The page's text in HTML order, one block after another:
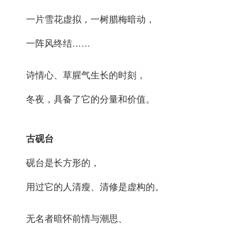
一片雪花虚拟，一树腊梅暗动，
一阵风终结……
诗情心、草腥气生长的时刻，
冬夜，具备了它的分量和价值。
古砚台
砚台是长方形的，
用过它的人清瘦、清修是虚构的。
无名者暗怀前情与潮思、